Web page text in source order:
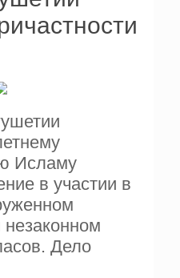
Исламу
в участии в
Дело